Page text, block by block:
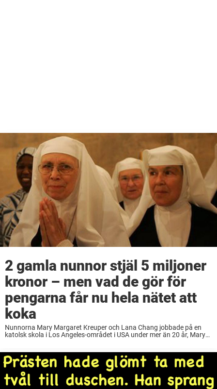
2 gamla nunnor stjäl 5 miljoner
kronor – men vad de gör för
pengarna får nu hela nätet att
koka
Nunnorna Mary Margaret Kreuper och Lana Chang jobbade på en
katolsk skola i Los Angeles-området i USA under mer än 20 år, Mary